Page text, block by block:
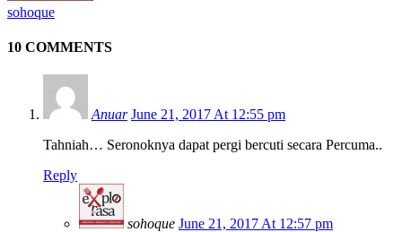
sohoque
10 COMMENTS
Anuar June 21, 2017 At 12:55 pm
Tahniah… Seronoknya dapat pergi bercuti secara Percuma..
Reply
sohoque June 21, 2017 At 12:57 pm